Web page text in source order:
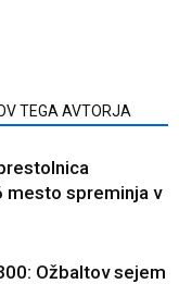
TEGA AVTORJA
mesto spreminja v
Ožbaltov sejem